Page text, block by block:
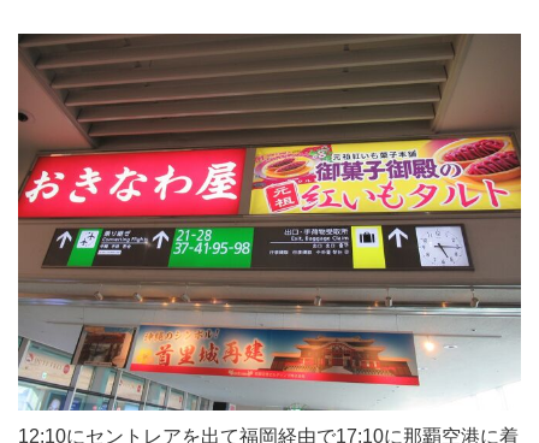
12:10にセントレアを出て福岡経由で17:10に那覇空港に着